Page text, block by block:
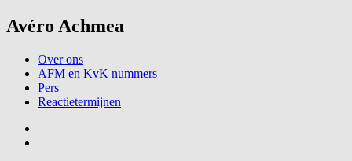
Avéro Achmea
Over ons
AFM en KvK nummers
Pers
Reactietermijnen